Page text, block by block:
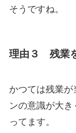
そうですね。
理由３ 残業
かつては残業
ンの意識が大
ってます。